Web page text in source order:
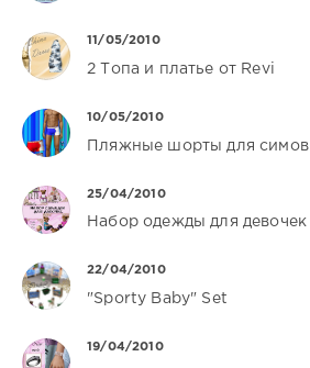
11/05/2010
2 Топа и платье от Revi
10/05/2010
Пляжные шорты для симов
25/04/2010
Набор одежды для девочек
22/04/2010
"Sporty Baby" Set
19/04/2010